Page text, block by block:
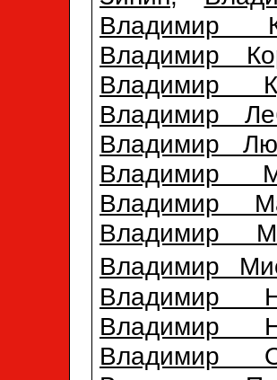
Владимир
Владимир
Владимир
Владимир
Владимир
Владимир
Владимир
Владимир
Владимир
Владимир
Владимир
Владимир